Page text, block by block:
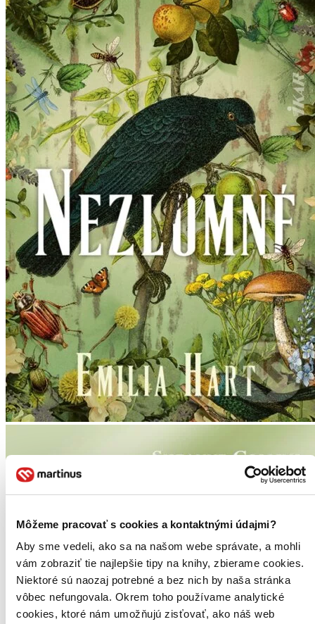
Môžeme pracovať s cookies a kontaktnými údajmi?
Aby sme vedeli, ako sa na našom webe správate, a mohli
vám zobraziť tie najlepšie tipy na knihy, zbierame cookies.
Niektoré sú naozaj potrebné a bez nich by naša stránka
vôbec nefungovala. Okrem toho používame analytické
cookies, ktoré nám umožňujú zisťovať, ako náš web